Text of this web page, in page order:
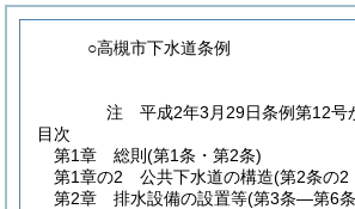
○高槻市下水道条例
注 平成2年3月29日条例第12号
目次
第1章
総則 (第1条・第2条)
第1章の2
公共下水道の構造(第2条の2
第2章
排水設備の設置等(第3条―第6